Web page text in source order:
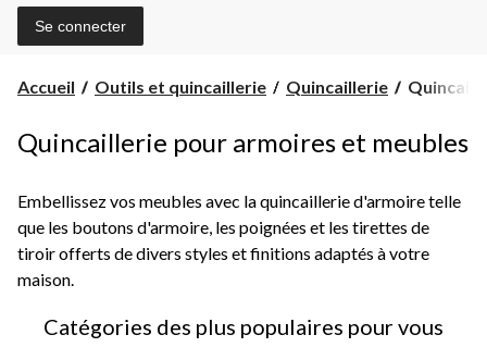
Se connecter
Accueil Outils et quincaillerie Quincaillerie
et
Quincaillerie pour armoires et meubles
Embellissez vos meubles avec la quincaillerie d'armoire telle
que les boutons d'armoire, les poignées et les tirettes de
tiroir offerts de divers styles et finitions adaptés à votre
maison.
Catégories des plus populaires pour vous